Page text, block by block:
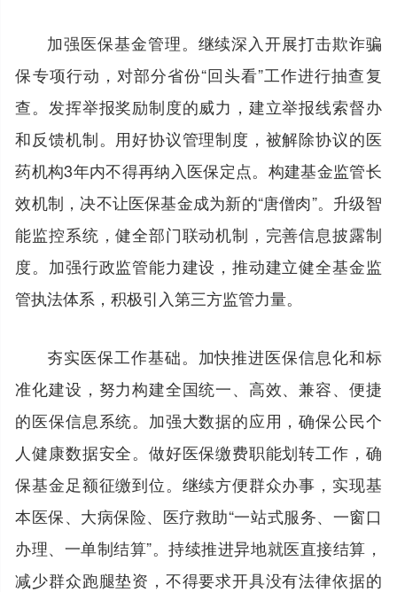
加强医保基金管理。继续深入开展打击欺诈骗
保专项行动，对部分省份“回头看”工作进行抽查复
查。发挥举报奖励制度的威力，建立举报线索督办
和反馈机制。用好协议管理制度，被解除协议的医
药机构3年内不得再纳入医保定点。构建基金监管长
效机制，决不让医保基金成为新的“唐僧肉”。升级智
能监控系统，健全部门联动机制，完善信息披露制
度。加强行政监管能力建设，推动建立健全基金监
管执法体系，积极引入第三方监管力量。
夯实医保工作基础。加快推进医保信息化和标
准化建设，努力构建全国统一、高效、兼容、便捷
的医保信息系统。加强大数据的应用，确保公民个
人健康数据安全。做好医保缴费职能划转工作，确
保基金足额征缴到位。继续方便群众办事，实现基
本医保、大病保险、医疗救助“一站式服务、一窗口
办理、一单制结算”。持续推进异地就医直接结算，
减少群众跑腿垫资，不得要求开具没有法律依据的